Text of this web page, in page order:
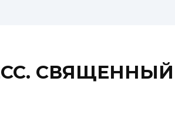
СВЯЩЕННЫЙ